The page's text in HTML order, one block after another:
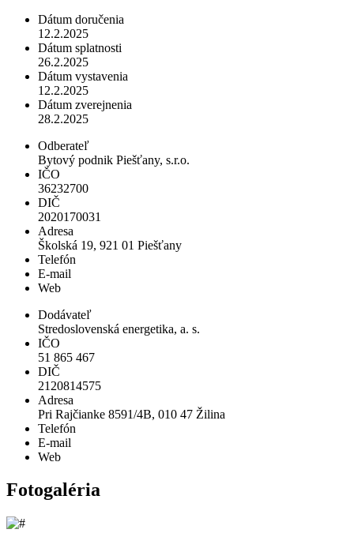
Dátum doručenia
12.2.2025
Dátum splatnosti
26.2.2025
Dátum vystavenia
12.2.2025
Dátum zverejnenia
28.2.2025
Odberateľ
Bytový podnik Piešťany, s.r.o.
IČO
36232700
DIČ
2020170031
Adresa
Školská 19, 921 01 Piešťany
Telefón
E-mail
Web
Dodávateľ
Stredoslovenská energetika, a. s.
IČO
51 865 467
DIČ
2120814575
Adresa
Pri Rajčianke 8591/4B, 010 47 Žilina
Telefón
E-mail
Web
Fotogaléria